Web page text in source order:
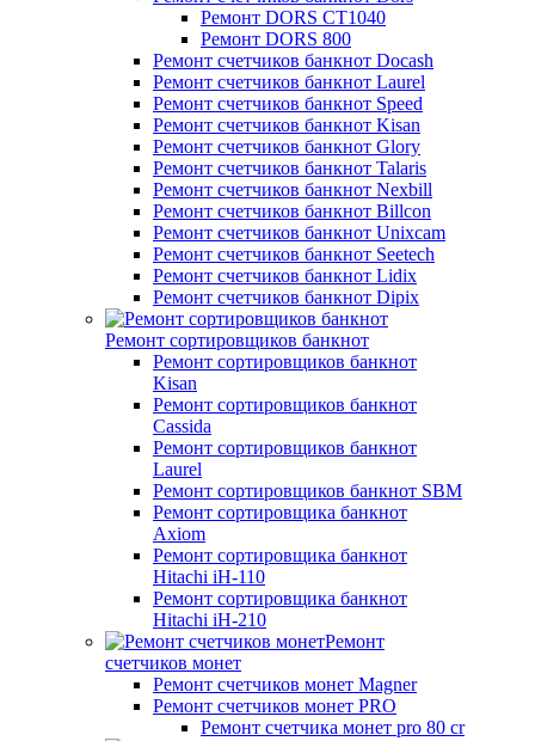
Ремонт DORS СТ1040
Ремонт DORS 800
Ремонт счетчиков банкнот Docash
Ремонт счетчиков банкнот Laurel
Ремонт счетчиков банкнот Speed
Ремонт счетчиков банкнот Kisan
Ремонт счетчиков банкнот Glory
Ремонт счетчиков банкнот Talaris
Ремонт счетчиков банкнот Nexbill
Ремонт счетчиков банкнот Billcon
Ремонт счетчиков банкнот Unixcam
Ремонт счетчиков банкнот Seetech
Ремонт счетчиков банкнот Lidix
Ремонт счетчиков банкнот Dipix
Ремонт сортировщиков банкнот
Ремонт сортировщиков банкнот
Kisan
Ремонт сортировщиков банкнот
Cassida
Ремонт сортировщиков банкнот
Laurel
Ремонт сортировщиков банкнот SBM
Ремонт сортировщика банкнот
Axiom
Ремонт сортировщика банкнот
Hitachi iH-110
Ремонт сортировщика банкнот
Hitachi iH-210
Ремонт
счетчиков монет
Ремонт счетчиков монет Magner
Ремонт счетчиков монет PRO
Ремонт счетчика монет pro 80 cr